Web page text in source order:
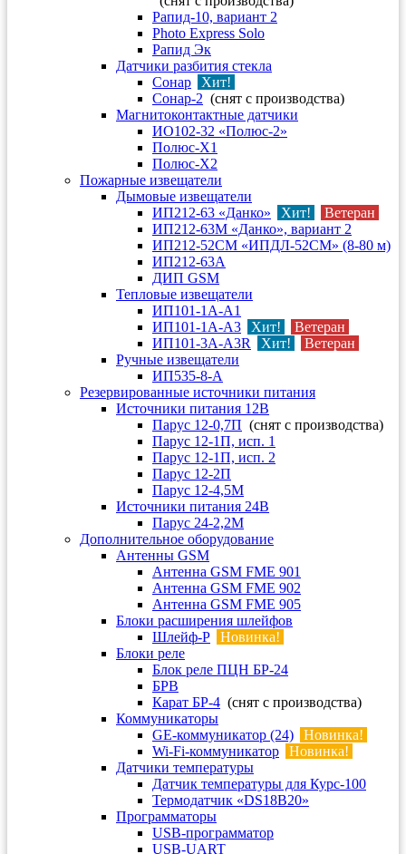
Рапид-10, вариант 2
Photo Express Solo
Рапид Эк
Датчики разбития стекла
Сонар
Хит!
Сонар-2 (снят с производства)
Магнитоконтактные датчики
ИО102-32 «Полюс-2»
Полюс-X1
Полюс-X2
Пожарные извещатели
Дымовые извещатели
ИП212-63 «Данко»
Хит!
Ветеран
ИП212-63М «Данко», вариант 2
ИП212-52СМ «ИПДЛ-52СМ» (8-80 м)
ИП212-63А
ДИП GSM
Тепловые извещатели
ИП101-1А-А1
ИП101-1А-А3
Хит!
Ветеран
ИП101-3А-А3R
Хит!
Ветеран
Ручные извещатели
ИП535-8-А
Резервированные источники питания
Источники питания 12В
Парус 12-0,7П (снят с производства)
Парус 12-1П, исп. 1
Парус 12-1П, исп. 2
Парус 12-2П
Парус 12-4,5М
Источники питания 24В
Парус 24-2,2М
Дополнительное оборудование
Антенны GSM
Антенна GSM FME 901
Антенна GSM FME 902
Антенна GSM FME 905
Блоки расширения шлейфов
Шлейф-Р
Новинка!
Блоки реле
Блок реле ПЦН БР-24
БРВ
Карат БР-4 (снят с производства)
Коммуникаторы
GE-коммуникатор (24)
Новинка!
Wi-Fi-коммуникатор
Новинка!
Датчики температуры
Датчик температуры для Курс-100
Термодатчик «DS18B20»
Программаторы
USB-программатор
USB-UART